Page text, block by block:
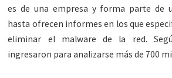
es de una empresa y forma parte de
hasta ofrecen informes en los que
eliminar el malware de la red.
ingresaron para analizarse más de 700